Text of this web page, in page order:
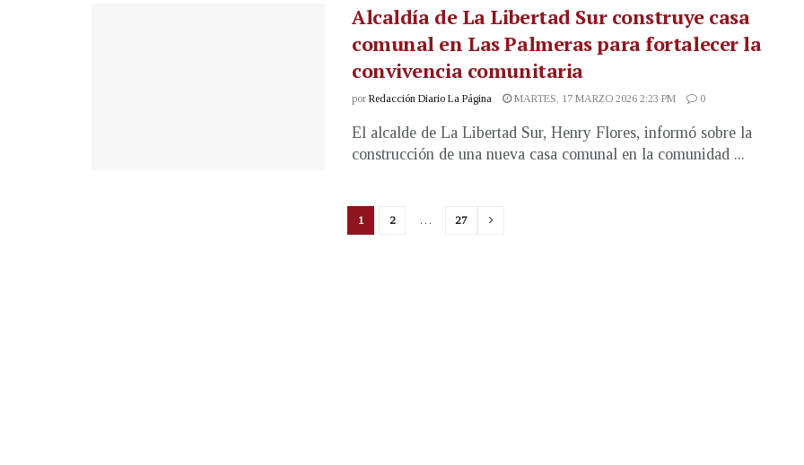
Alcaldía de La Libertad Sur construye casa
comunal en Las Palmeras para fortalecer la
convivencia comunitaria
por Redacción Diario La Página MARTES, 17 MARZO 2026 2:23 PM 0
El alcalde de La Libertad Sur, Henry Flores, informó sobre la
construcción de una nueva casa comunal en la comunidad ...
1 2 … 27